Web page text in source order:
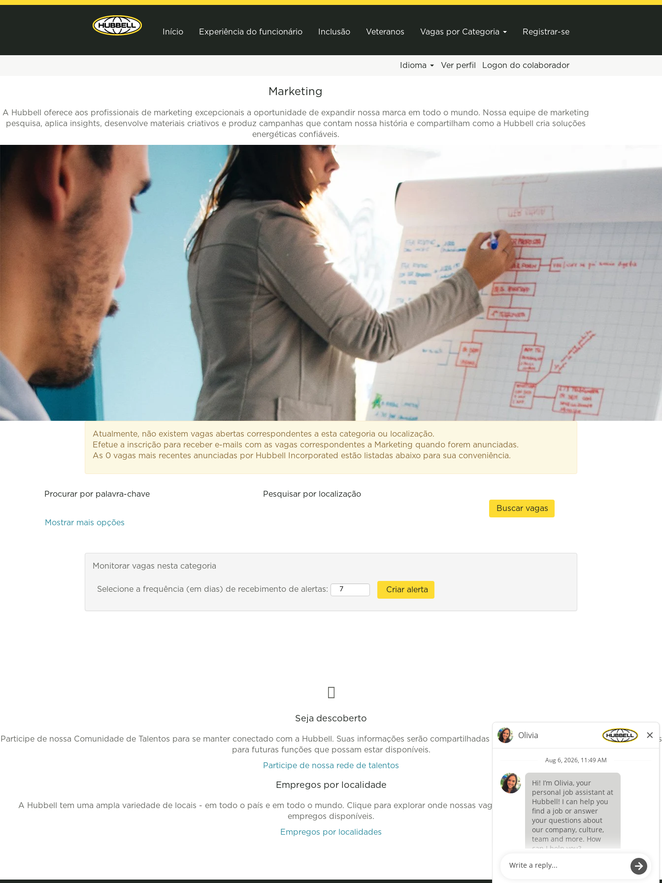
Início Experiência do funcionário Inclusão Veteranos Vagas por Categoria Registrar-se
Idioma Ver perfil Logon do colaborador
Marketing
A Hubbell oferece aos profissionais de marketing excepcionais a oportunidade de expandir nossa marca em todo o mundo. Nossa equipe de marketing
pesquisa, aplica insights, desenvolve materiais criativos e produz campanhas que contam nossa história e compartilham como a Hubbell cria soluções
energéticas confiáveis.
Atualmente, não existem vagas abertas correspondentes a esta categoria ou localização.
Efetue a inscrição para receber e-mails com as vagas correspondentes a Marketing quando forem anunciadas.
As 0 vagas mais recentes anunciadas por Hubbell Incorporated estão listadas abaixo para sua conveniência.
Procurar por palavra-chave Pesquisar por localização
Mostrar mais opções
Monitorar vagas nesta categoria
Selecione a frequência (em dias) de recebimento de alertas:
Seja descoberto
Participe de nossa Comunidade de Talentos para se manter conectado com a Hubbell. Suas informações serão compartilhadas com nossa equipe de Aquisição de Talentos
para futuras funções que possam estar disponíveis.
Participe de nossa rede de talentos
Empregos por localidade
A Hubbell tem uma ampla variedade de locais - em todo o país e em todo o mundo. Clique para explorar onde nossas vagas atuais estão localizadas e ver nossos
empregos disponíveis.
Empregos por localidades